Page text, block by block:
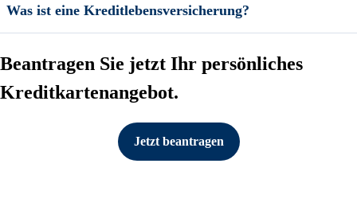
Was ist eine Kreditlebensversicherung?
Beantragen Sie jetzt Ihr persönliches
Kreditkartenangebot.
Jetzt beantragen